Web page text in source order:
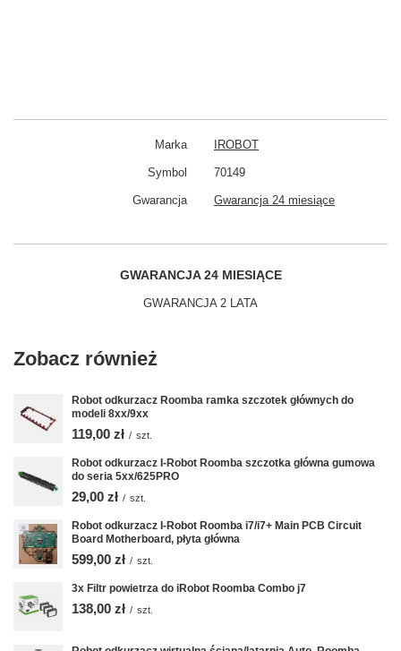
Marka IROBOT
Symbol 70149
Gwarancja Gwarancja 24 miesiące
GWARANCJA 24 MIESIĄCE
GWARANCJA 2 LATA
Zobacz również
Robot odkurzacz Roomba ramka szczotek głównych do
modeli 8xx/9xx
119,00 zł / szt.
Robot odkurzacz I-Robot Roomba szczotka główna gumowa
do seria 5xx/625PRO
29,00 zł / szt.
Robot odkurzacz I-Robot Roomba i7/i7+ Main PCB Circuit
Board Motherboard, płyta główna
599,00 zł / szt.
3x Filtr powietrza do iRobot Roomba Combo j7
138,00 zł / szt.